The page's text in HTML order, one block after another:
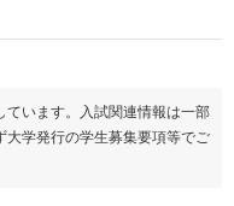
ています。入試関連情報は一部
大学発行の学生募集要項等でご